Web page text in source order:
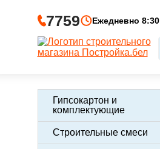
7759 Ежедневно
Гипсокартон и
комплектующие
Строительные смеси